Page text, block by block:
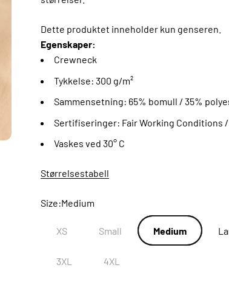
Dette produktet inneholder kun genseren.
Egenskaper:
Crewneck
Tykkelse: 300 g/m²
Sammensetning: 65% bomull / 35%
Sertifiseringer: Fair Working Conditions /
Vaskes ved 30° C
Størrelsestabell
Size:Medium
XS Small Medium
3XL 4XL